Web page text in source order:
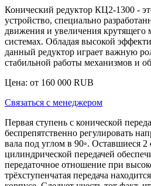
Конический редуктор КЦ2-1300 -
устройство, специально
движения и увеличения
системах. Обладая высокой
данный редуктор играет важную
стабильной работы механизмов и
Цена: от 160 000 RUB
Связаться с менеджером
Первая ступень с конической
беспрепятственно регулировать
вала под углом в 90◦. Оставшиеся 2
цилиндрической передачей
передаточное отношение при
трёхступенчатая передача